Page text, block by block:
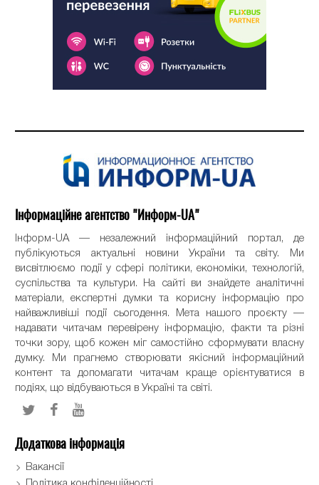
Інформаційне агентство "Информ-UA"
Інформ-UA — незалежний інформаційний портал, де
публікуються актуальні новини України та світу. Ми
висвітлюємо події у сфері політики, економіки, технологій,
суспільства та культури. На сайті ви знайдете аналітичні
матеріали, експертні думки та корисну інформацію про
найважливіші події сьогодення. Мета нашого проєкту —
надавати читачам перевірену інформацію, факти та різні
точки зору, щоб кожен міг самостійно сформувати власну
думку. Ми прагнемо створювати якісний інформаційний
контент та допомагати читачам краще орієнтуватися в
подіях, що відбуваються в Україні та світі.
Додаткова інформація
Вакансії